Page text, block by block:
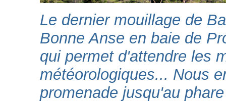
Le dernier mouillage de
Bonne Anse en baie de
qui permet d'attendre les
météorologiques... Nous
promenade jusqu'au